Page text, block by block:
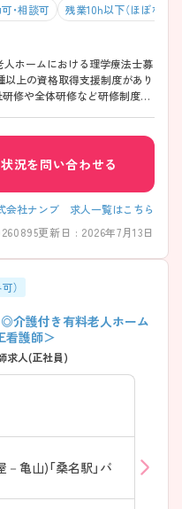
・相談可 残業10h以下（ほぼなし）
ホームにおける理学療法士募
以上の資格取得支援制度があり
修や全体研修など研修制度も
接対策ポイントなど、さらに
ださい！
況を問い合わせる
会社ナンブ 求人一覧はこちら
更新日 : 2026年7月13日
）
◎介護付き有料老人ホーム
看護師＞
求人(正社員)
亀山)「桑名駅」バ